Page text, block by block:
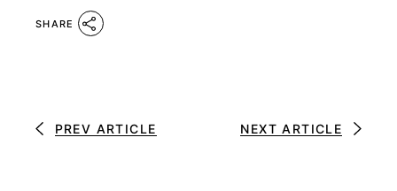
SHARE
PREV ARTICLE NEXT ARTICLE